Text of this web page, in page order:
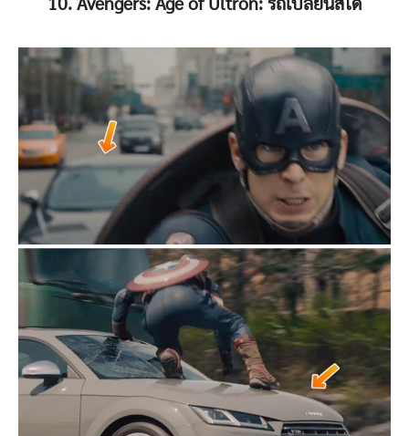
10. Avengers: Age of Ultron: รถเปลี่ยนสีได้